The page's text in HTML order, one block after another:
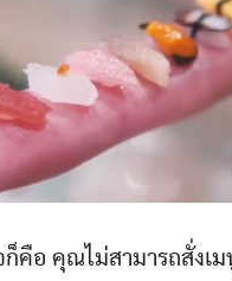
ก็คือ คุณไม่สามารถสั่งเ